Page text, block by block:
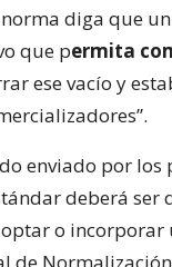
diga que
que permita
ese vacío y
enviado por
deberá
o
de